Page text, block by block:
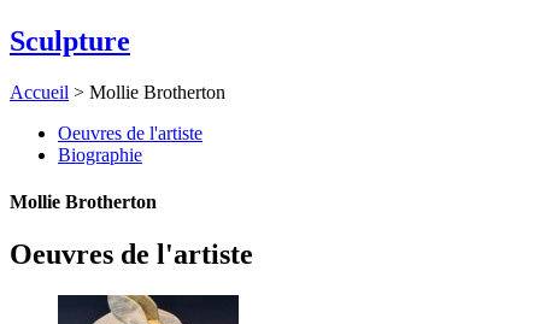
Sculpture
Accueil > Mollie Brotherton
Oeuvres de l'artiste
Biographie
Mollie Brotherton
Oeuvres de l'artiste